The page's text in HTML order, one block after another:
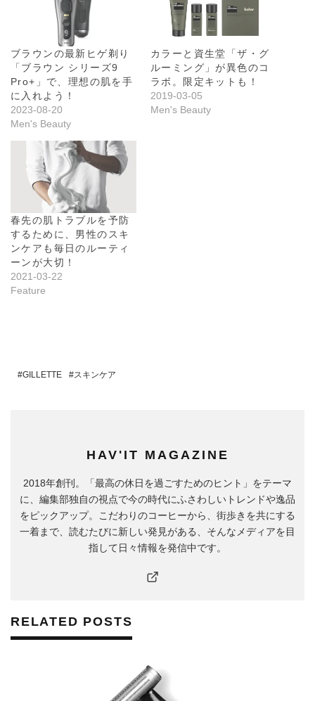
ブラウンの最新ヒゲ剃り
「ブラウン シリーズ9
Pro+」で、理想の肌を手
に入れよう！
2023-08-20
Men's Beauty
カラーと資生堂「ザ・グ
ルーミング」が異色のコ
ラボ。限定キットも！
2019-03-05
Men's Beauty
春先の肌トラブルを予防
するために、男性のスキ
ンケアも毎日のルーティ
ーンが大切！
2021-03-22
Feature
GILLETTE スキンケア
HAV'IT MAGAZINE
2018年創刊。「最高の休日を過ごすためのヒント」をテーマ
に、編集部独自の視点で今の時代にふさわしいトレンドや逸品
をピックアップ。こだわりのコーヒーから、街歩きを共にする
一着まで、読むたびに新しい発見がある、そんなメディアを目
指して日々情報を発信中です。
RELATED POSTS